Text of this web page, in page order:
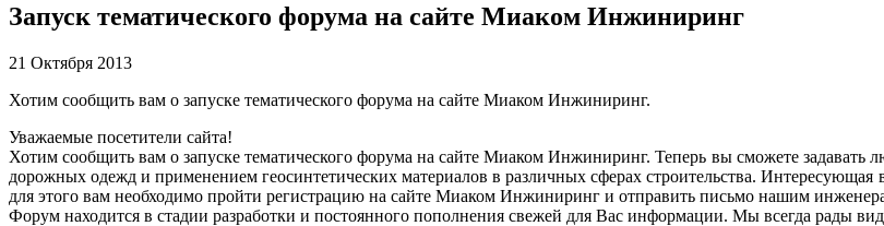
Запуск тематического форума на сайте Миаком Инжиниринг
21 Октября 2013
Хотим сообщить вам о запуске тематического форума на сайте Миаком Инжиниринг.
Уважаемые посетители сайта!
Хотим сообщить вам о запуске тематического форума на сайте Миаком Инжиниринг. Теперь вы сможете задавать
дорожных одежд и применением геосинтетических материалов в различных сферах строительства.
для этого вам необходимо пройти регистрацию на сайте Миаком Инжиниринг и отправить письмо нашим
Форум находится в стадии разработки и постоянного пополнения свежей для Вас информации. Мы всегда рады